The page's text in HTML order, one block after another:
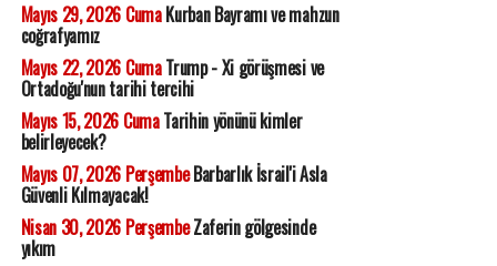
Mayıs 29, 2026 CumaKurban Bayramı ve mahzun
coğrafyamız
Mayıs 22, 2026 CumaTrump - Xi görüşmesi ve
Ortadoğu'nun tarihi tercihi
Mayıs 15, 2026 CumaTarihin yönünü kimler
belirleyecek?
Mayıs 07, 2026 PerşembeBarbarlık İsrail'i Asla
Güvenli Kılmayacak!
Nisan 30, 2026 PerşembeZaferin gölgesinde
yıkım